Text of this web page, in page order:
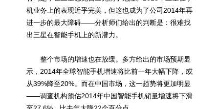
机业务上的表现近乎完美，但这也成为了公司2014年再
进一步的最大障碍——分析师们给出的判断是：很难找
出三星在智能手机上的新潜力。
整个市场的增速也在放缓。多方给出的市场预期显
示，2014年全球智能手机增速将比前一年大幅下降，或
从39%降至20%。而在中国市场，这一趋势将更加明显
——调查机构预估2014年中国智能手机销量增速将下滑